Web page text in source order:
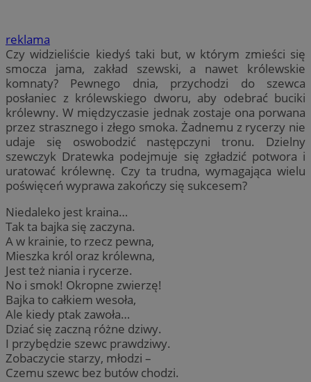
reklama
Czy widzieliście kiedyś taki but, w którym zmieści się
smocza jama, zakład szewski, a nawet królewskie
komnaty? Pewnego dnia, przychodzi do szewca
posłaniec z królewskiego dworu, aby odebrać buciki
królewny. W międzyczasie jednak zostaje ona porwana
przez strasznego i złego smoka. Żadnemu z rycerzy nie
udaje się oswobodzić następczyni tronu. Dzielny
szewczyk Dratewka podejmuje się zgładzić potwora i
uratować królewnę. Czy ta trudna, wymagająca wielu
poświęceń wyprawa zakończy się sukcesem?
Niedaleko jest kraina…
Tak ta bajka się zaczyna.
A w krainie, to rzecz pewna,
Mieszka król oraz królewna,
Jest też niania i rycerze.
No i smok! Okropne zwierzę!
Bajka to całkiem wesoła,
Ale kiedy ptak zawoła…
Dziać się zaczną różne dziwy.
I przybędzie szewc prawdziwy.
Zobaczycie starzy, młodzi –
Czemu szewc bez butów chodzi.